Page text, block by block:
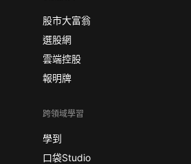
股市大富翁
選股網
雲端控股
報明牌
跨領域學習
學到
口袋Studio